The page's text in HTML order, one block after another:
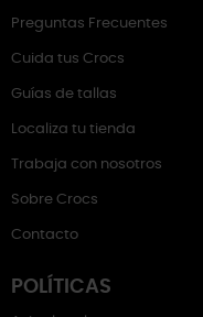
Preguntas Frecuentes
Cuida tus Crocs
Guías de tallas
Localiza tu tienda
Trabaja con nosotros
Sobre Crocs
Contacto
POLÍTICAS